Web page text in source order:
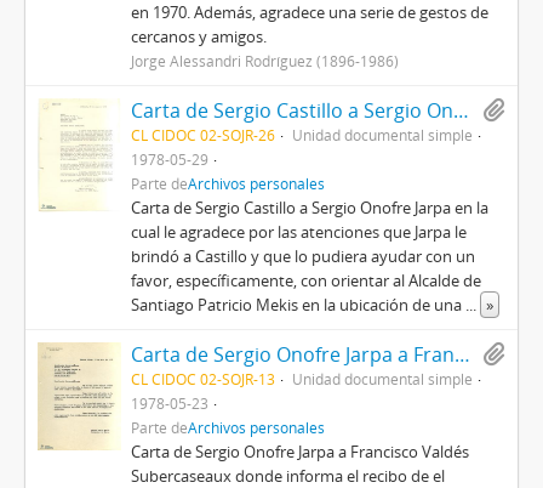
en 1970. Además, agradece una serie de gestos de
cercanos y amigos.
Jorge Alessandri Rodríguez (1896-1986)
Carta de Sergio Castillo a Sergio Onofre Jarpa
CL CIDOC 02-SOJR-26
Unidad documental simple
1978-05-29
Parte deArchivos personales
Carta de Sergio Castillo a Sergio Onofre Jarpa en la
cual le agradece por las atenciones que Jarpa le
brindó a Castillo y que lo pudiera ayudar con un
favor, específicamente, con orientar al Alcalde de
Santiago Patricio Mekis en la ubicación de una ... »
Carta de Sergio Onofre Jarpa a Francisco Valdés Subercaseaux
CL CIDOC 02-SOJR-13
Unidad documental simple
1978-05-23
Parte deArchivos personales
Carta de Sergio Onofre Jarpa a Francisco Valdés
Subercaseaux donde informa el recibo de el